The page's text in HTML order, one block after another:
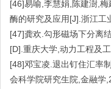
[46]易喻,李慧娟,陈建澍,
酶的研究及应用[J].浙江工
[47]龚欢.勾形磁场下分离
[D].重庆大学,动力工程及
[48]邓宝凌.退出钉住汇率
会科学院研究生院,金融学